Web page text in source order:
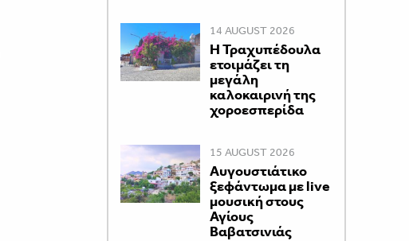
14 AUGUST 2026
Η Τραχυπέδουλα
ετοιμάζει τη
μεγάλη
καλοκαιρινή της
χοροεσπερίδα
15 AUGUST 2026
Αυγουστιάτικο
ξεφάντωμα με live
μουσική στους
Αγίους
Βαβατσινιάς